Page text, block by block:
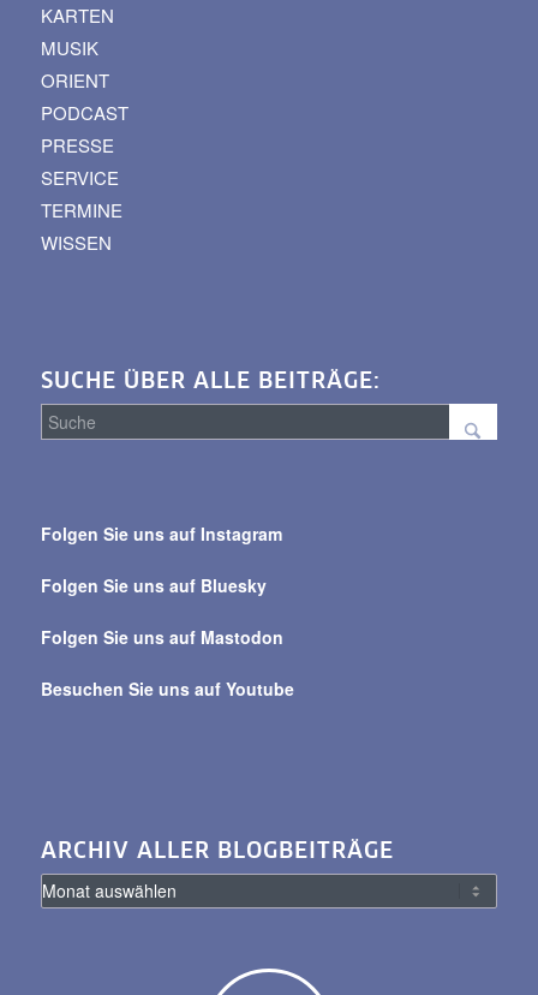
KARTEN
MUSIK
ORIENT
PODCAST
PRESSE
SERVICE
TERMINE
WISSEN
SUCHE ÜBER ALLE BEITRÄGE:
alle
Folgen Sie uns auf Instagram
Folgen Sie uns auf Bluesky
Folgen Sie uns auf Mastodon
Besuchen Sie uns auf Youtube
ARCHIV ALLER BLOGBEITRÄGE